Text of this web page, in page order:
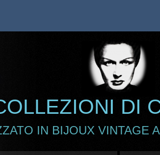
DI
IN BIJOUX VINTAGE